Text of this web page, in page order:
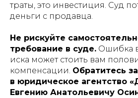
траты, это инвестиция. Суд
деньги с продавца.
Не рискуйте
требование в суде. Ошибка
иска может стоить вам
компенсации. Обратитесь
в юридическое агентство
Евгению Анатольевичу